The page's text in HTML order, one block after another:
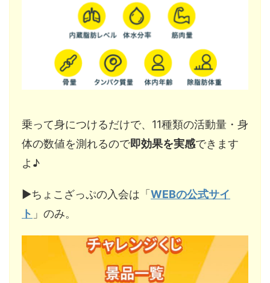
乗って身につけるだけで、11種類の活動量・身
体の数値を測れるので即効果を実感できます
よ♪
▶︎ちょこざっぷの入会は「WEBの公式サイ
ト 」のみ。